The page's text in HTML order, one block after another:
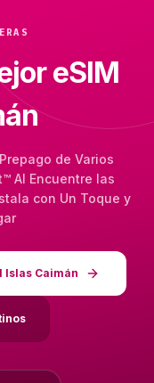
eSIM
de Varios
AI Encuentre las
con Un Toque y
Islas Caimán